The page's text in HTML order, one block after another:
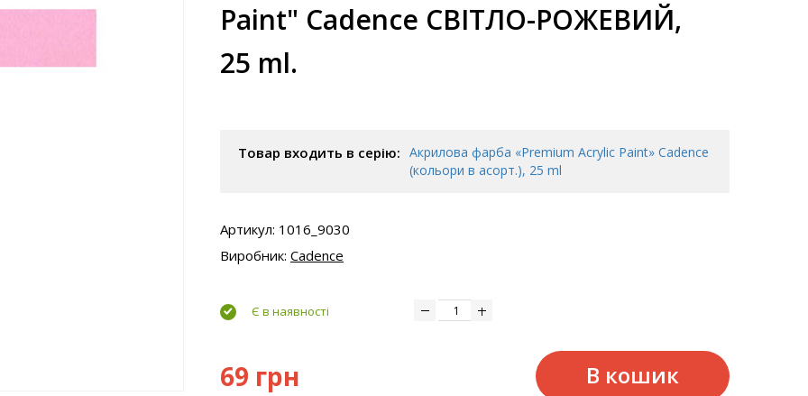
Paint" Cadence СВІТЛО-РОЖЕВИЙ,
25 ml.
Товар входить в серію: Акрилова фарба «Premium Acrylic Paint» Cadence
(кольори в асорт.), 25 ml
Артикул: 1016_9030
Виробник: Cadence
Є в наявності
69 грн В кошик